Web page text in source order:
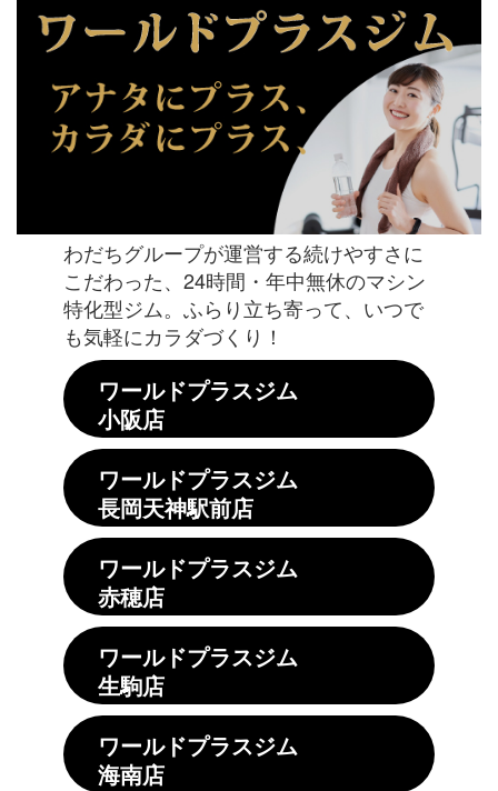
わだちグループが運営する続けやすさに
こだわった、24時間・年中無休のマシン
特化型ジム。ふらり立ち寄って、いつで
も気軽にカラダづくり！
ワールドプラスジム
小阪店
ワールドプラスジム
長岡天神駅前店
ワールドプラスジム
赤穂店
ワールドプラスジム
生駒店
ワールドプラスジム
海南店